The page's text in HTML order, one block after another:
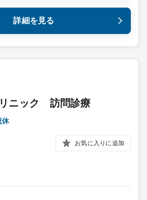
詳細を見る
リニック 訪問診療
休
お気に入りに追加